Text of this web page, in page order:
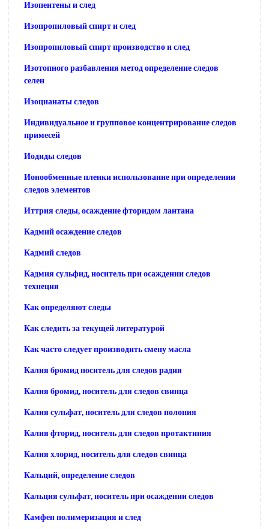
Изопентены и след
Изопропиловый спирт и след
Изопропиловый спирт производство и след
Изотопного разбавления метод определение следов
селен
Изоцианаты следов
Индивидуальное и групповое концентрирование следов
примесей
Иодиды следов
Ионообменные пленки использование при определении
следов элементов
Иттрия следы, осаждение фторидом лантана
Кадмий осаждение следов
Кадмий следов
Кадмия сульфид, носитель при осаждении следов
технеция
Как определяют следы
Как следить за текущей литературой
Как часто следует производить смену масла
Калия бромид носитель для следов радия
Калия бромид, носитель для следов свинца
Калия сульфат, носитель для следов полония
Калия фторид, носитель для следов протактиния
Калия хлорид, носитель для следов свинца
Кальций, определение следов
Кальция сульфат, носитель при осаждении следов
Камфен полимеризация и след